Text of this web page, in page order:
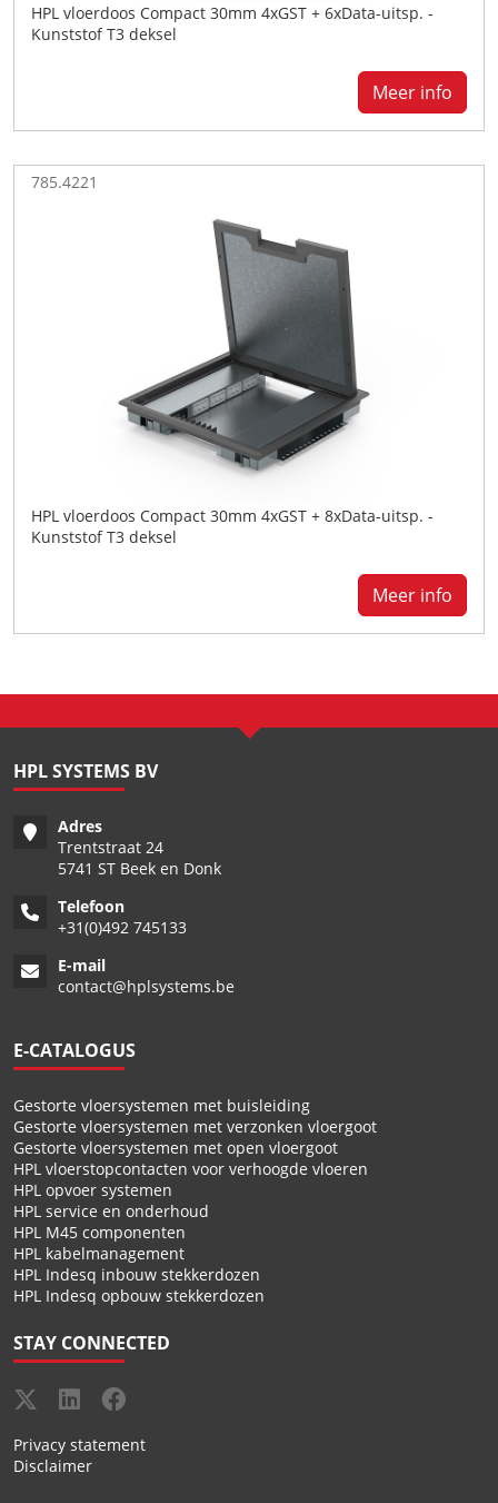
HPL vloerdoos Compact 30mm 4xGST + 6xData-uitsp. -
Kunststof T3 deksel
Meer info
785.4221
HPL vloerdoos Compact 30mm 4xGST + 8xData-uitsp. -
Kunststof T3 deksel
Meer info
HPL SYSTEMS BV
Adres
Trentstraat 24
5741 ST Beek en Donk
Telefoon
+31(0)492 745133
E-mail
contact@hplsystems.be
E-CATALOGUS
Gestorte vloersystemen met buisleiding
Gestorte vloersystemen met verzonken vloergoot
Gestorte vloersystemen met open vloergoot
HPL vloerstopcontacten voor verhoogde vloeren
HPL opvoer systemen
HPL service en onderhoud
HPL M45 componenten
HPL kabelmanagement
HPL Indesq inbouw stekkerdozen
HPL Indesq opbouw stekkerdozen
STAY CONNECTED
Privacy statement
Disclaimer